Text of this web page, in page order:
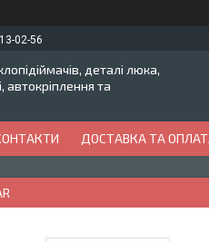
02-56
деталі люка,
автокріплення та
ДОСТАВКА ТА